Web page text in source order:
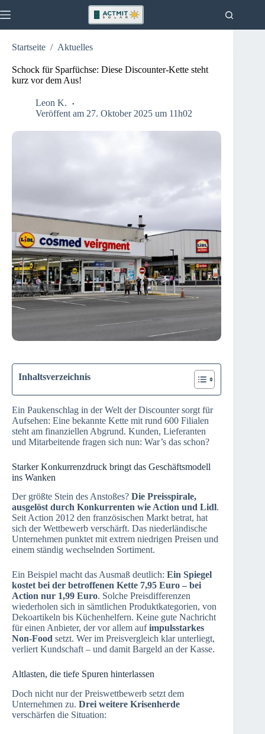
Inhalt
Keine
Aktuelles
Haus
Küche
Garten
Startseite / Aktuelles
Schock für Sparfüchse: Diese Discounter-Kette steht
kurz vor dem Aus!
Leon K.
Veröffent am 27. Oktober 2025 um 11h02
Inhaltsverzeichnis
Ein Paukenschlag in der Welt der Discounter sorgt für
Aufsehen: Eine bekannte Kette mit rund 600 Filialen
steht am finanziellen Abgrund. Kunden, Lieferanten
und Mitarbeitende fragen sich nun: War’s das schon?
Starker Konkurrenzdruck bringt das Geschäftsmodell
ins Wanken
Der größte Stein des Anstoßes? Die Preisspirale,
ausgelöst durch Konkurrenten wie Action und Lidl.
Seit Action 2012 den französischen Markt betrat, hat
sich der Wettbewerb verschärft. Das niederländische
Unternehmen punktet mit extrem niedrigen Preisen und
einem ständig wechselnden Sortiment.
Ein Beispiel macht das Ausmaß deutlich: Ein Spiegel
kostet bei der betroffenen Kette 7,95 Euro – bei
Action nur 1,99 Euro. Solche Preisdifferenzen
wiederholen sich in sämtlichen Produktkategorien, von
Dekoartikeln bis Küchenhelfern. Keine gute Nachricht
für einen Anbieter, der vor allem aufimpulsstarkes
Non-Food setzt. Wer im Preisvergleich klar unterliegt,
verliert Kundschaft – und damit Bargeld an der Kasse.
Altlasten, die tiefe Spuren hinterlassen
Doch nicht nur der Preiswettbewerb setzt dem
Unternehmen zu. Drei weitere Krisenherde
verschärfen die Situation: